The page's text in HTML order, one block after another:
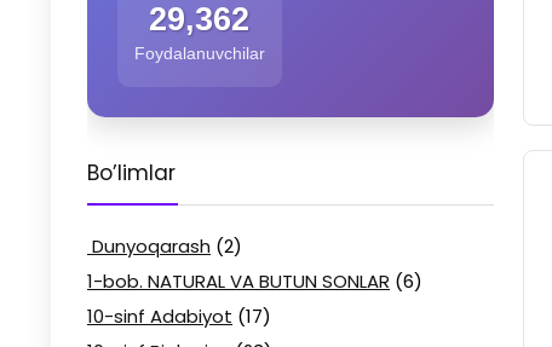
29,362
Foydalanuvchilar
Bo’limlar
Dunyoqarash (2)
1-bob. NATURAL VA BUTUN SONLAR (6)
10-sinf Adabiyot (17)